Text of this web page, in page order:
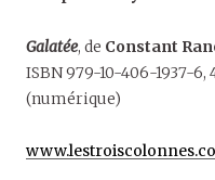
Galatée, de Constant
ISBN 979-10-406-1937-6,
(numérique)